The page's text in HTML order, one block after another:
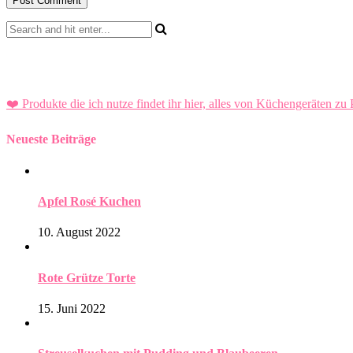
❤️ Produkte die ich nutze findet ihr hier, alles von Küchengeräten zu
Neueste Beiträge
Apfel Rosé Kuchen
10. August 2022
Rote Grütze Torte
15. Juni 2022